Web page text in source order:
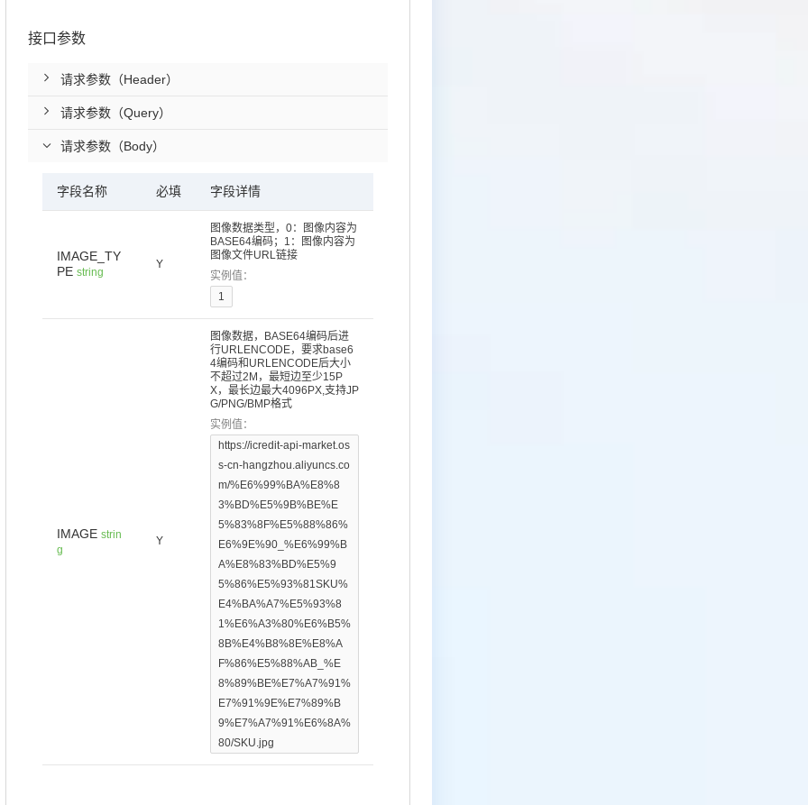
接口参数
请求参数（Header）
请求参数（Query）
请求参数（Body）
字段名称 必填 字段详情
IMAGE_TY
PE string
Y
图像数据类型，0：图像内容为
BASE64编码；1：图像内容为
图像文件URL链接
实例值：
1
IMAGE strin
g
Y
图像数据，BASE64编码后进
行URLENCODE，要求base6
4编码和URLENCODE后大小
不超过2M，最短边至少15P
X，最长边最大4096PX,支持JP
G/PNG/BMP格式
实例值：
https://icredit-api-market.os
s-cn-hangzhou.aliyuncs.co
m/%E6%99%BA%E8%8
3%BD%E5%9B%BE%E
5%83%8F%E5%88%86%
E6%9E%90_%E6%99%B
A%E8%83%BD%E5%9
5%86%E5%93%81SKU%
E4%BA%A7%E5%93%8
1%E6%A3%80%E6%B5%
8B%E4%B8%8E%E8%A
F%86%E5%88%AB_%E
8%89%BE%E7%A7%91%
E7%91%9E%E7%89%B
9%E7%A7%91%E6%8A%
80/SKU.jpg